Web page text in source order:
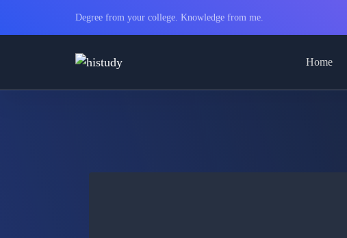
Degree from your college. Knowledge from me.
Home